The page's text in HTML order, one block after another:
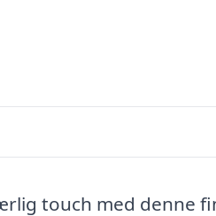
touch med denne